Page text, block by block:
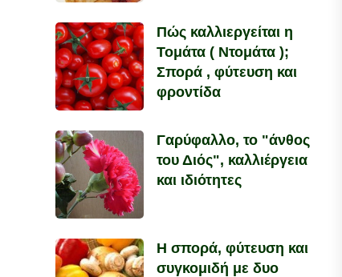
Πώς καλλιεργείται η
Τομάτα ( Ντομάτα );
Σπορά , φύτευση και
φροντίδα
Γαρύφαλλο, το "άνθος
του Διός", καλλιέργεια
και ιδιότητες
Η σπορά, φύτευση και
συγκομιδή με δυο